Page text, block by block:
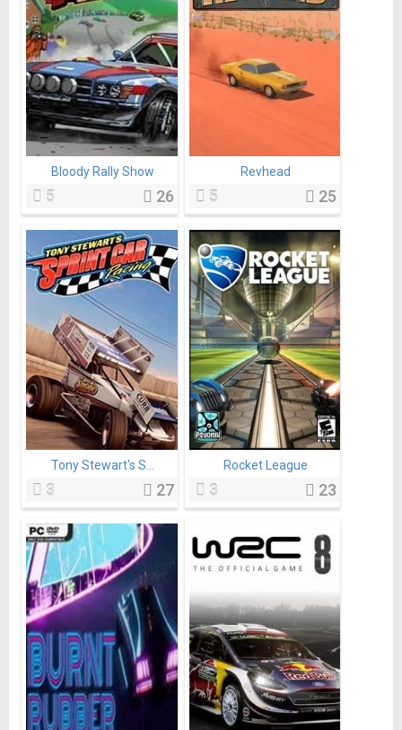
Bloody Rally Show
5 26
Revhead
5 25
Tony Stewart's S...
3 27
Rocket League
3 23